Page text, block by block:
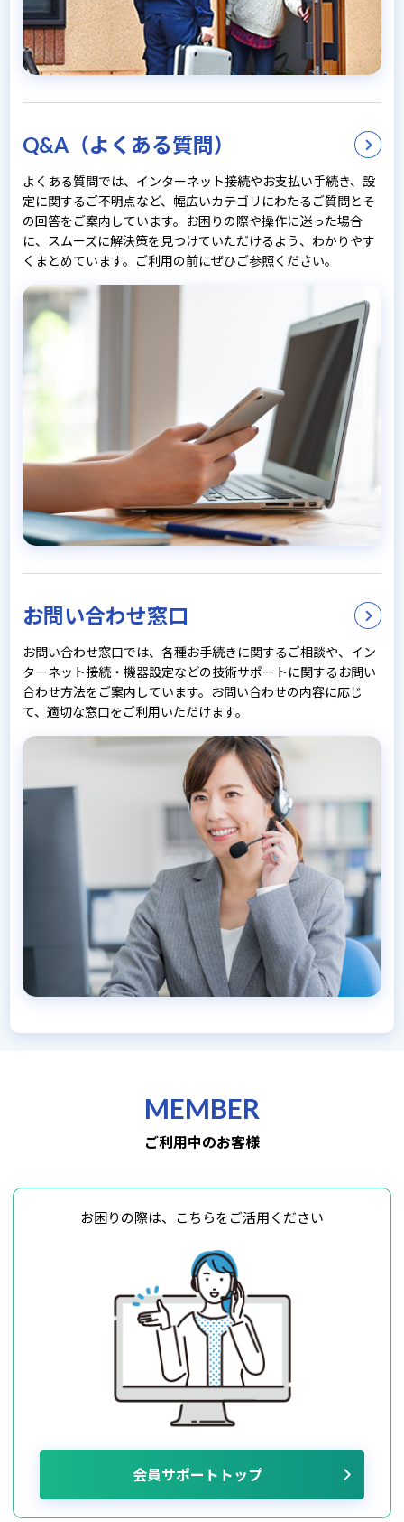
Q&A（よくある質問）
よくある質問では、インターネット接続やお支払い手続き、設
定に関するご不明点など、幅広いカテゴリにわたるご質問とそ
の回答をご案内しています。お困りの際や操作に迷った場合
に、スムーズに解決策を見つけていただけるよう、わかりやす
くまとめています。ご利用の前にぜひご参照ください。
お問い合わせ窓口
お問い合わせ窓口では、各種お手続きに関するご相談や、イン
ターネット接続・機器設定などの技術サポートに関するお問い
合わせ方法をご案内しています。お問い合わせの内容に応じ
て、適切な窓口をご利用いただけます。
MEMBER
ご利用中のお客様
お困りの際は、こちらをご活用ください
会員サポートトップ